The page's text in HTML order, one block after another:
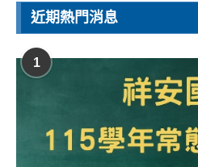
近期熱門消息
1